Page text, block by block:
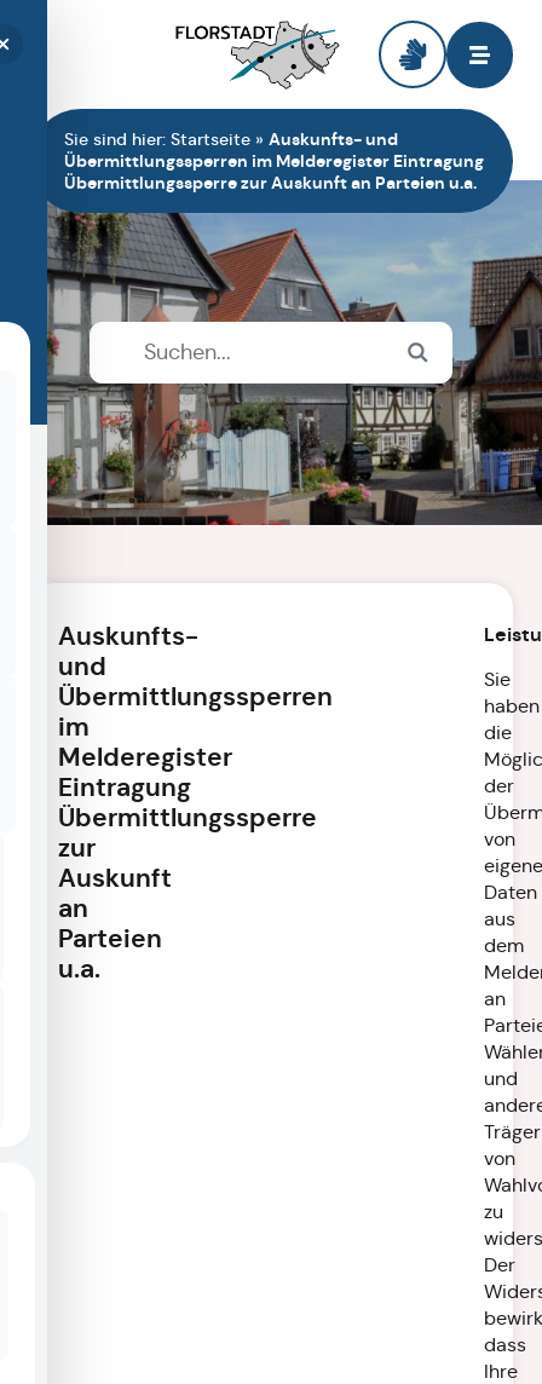
Sie sind hier: Startseite » Auskunfts- und
Übermittlungssperren im Melderegister Eintragung
Übermittlungssperre zur Auskunft an Parteien u.a.
Auskunfts-
und
Übermittlungssperren
im
Melderegister
Eintragung
Übermittlungssperre
zur
Auskunft
an
Parteien
u.a.
Sie
haben
die
der
von
Daten
aus
dem
an
und
von
zu
Der
dass
Ihre